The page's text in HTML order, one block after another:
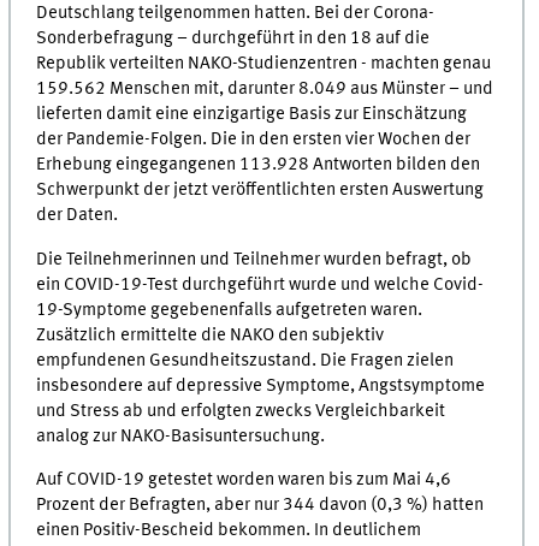
Deutschlang teilgenommen hatten. Bei der Corona-
Sonderbefragung – durchgeführt in den 18 auf die
Republik verteilten NAKO-Studienzentren - machten genau
159.562 Menschen mit, darunter 8.049 aus Münster – und
lieferten damit eine einzigartige Basis zur Einschätzung
der Pandemie-Folgen. Die in den ersten vier Wochen der
Erhebung eingegangenen 113.928 Antworten bilden den
Schwerpunkt der jetzt veröffentlichten ersten Auswertung
der Daten.
Die Teilnehmerinnen und Teilnehmer wurden befragt, ob
ein COVID-19-Test durchgeführt wurde und welche Covid-
19-Symptome gegebenenfalls aufgetreten waren.
Zusätzlich ermittelte die NAKO den subjektiv
empfundenen Gesundheitszustand. Die Fragen zielen
insbesondere auf depressive Symptome, Angstsymptome
und Stress ab und erfolgten zwecks Vergleichbarkeit
analog zur NAKO-Basisuntersuchung.
Auf COVID-19 getestet worden waren bis zum Mai 4,6
Prozent der Befragten, aber nur 344 davon (0,3 %) hatten
einen Positiv-Bescheid bekommen. In deutlichem